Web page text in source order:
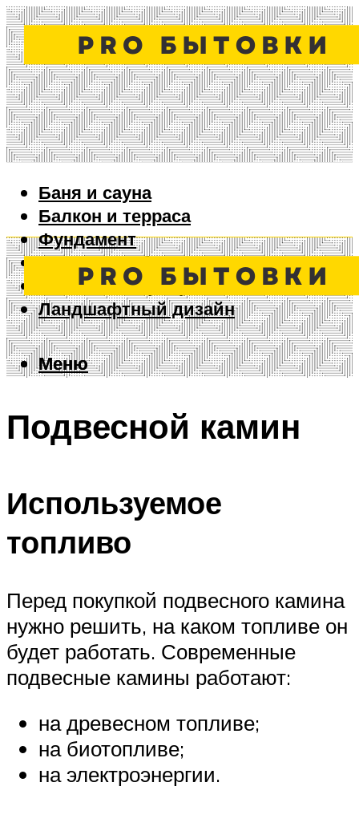
Баня и сауна
Балкон и терраса
Фундамент
Ворота и забор
Дизайн интерьера
Ландшафтный дизайн
Меню
Меню
Подвесной камин
Используемое
топливо
Перед покупкой подвесного камина
нужно решить, на каком топливе он
будет работать. Современные
подвесные камины работают:
на древесном топливе;
на биотопливе;
на электроэнергии.